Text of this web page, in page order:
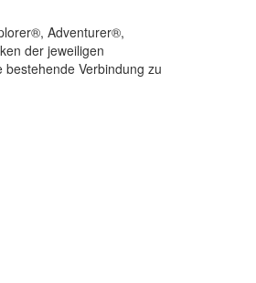
Adventurer®,
der jeweiligen
Verbindung zu